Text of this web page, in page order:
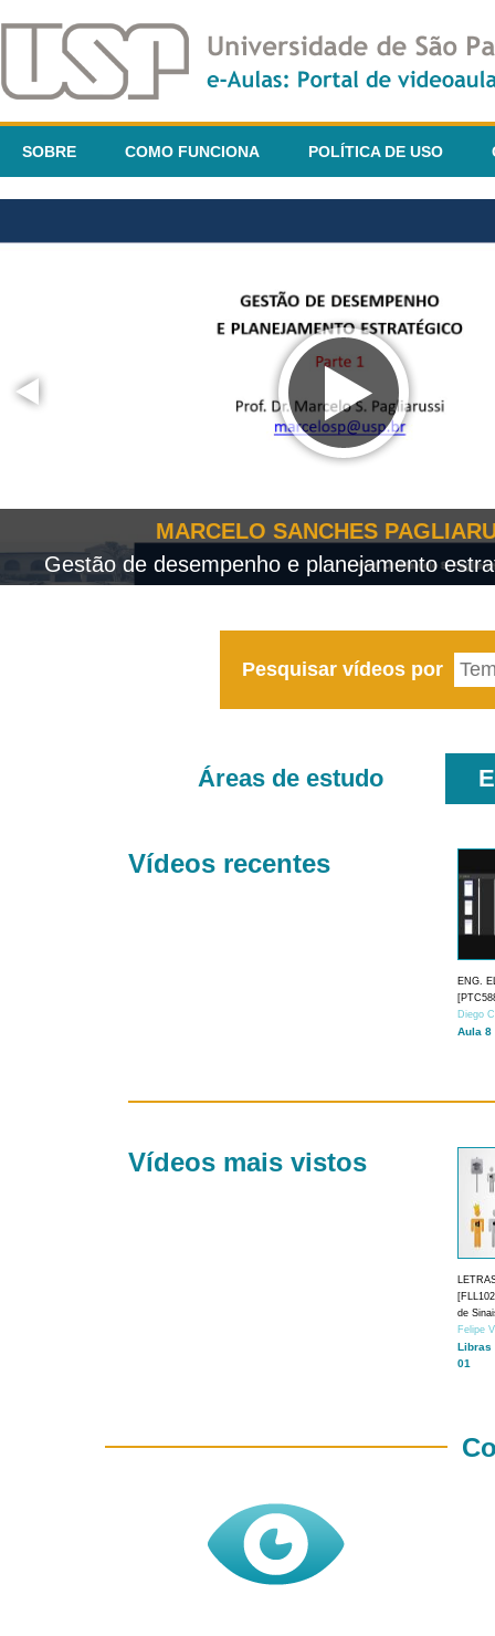
SOBRE COMO FUNCIONA POLÍTICA DE USO
MARCELO SANCHES
Gestão de desempenho e planejamento
Pesquisar vídeos por
Áreas de estudo
Vídeos recentes
ENG.
Diego
Aula 8
Vídeos mais vistos
de
Felipe
Libras
01